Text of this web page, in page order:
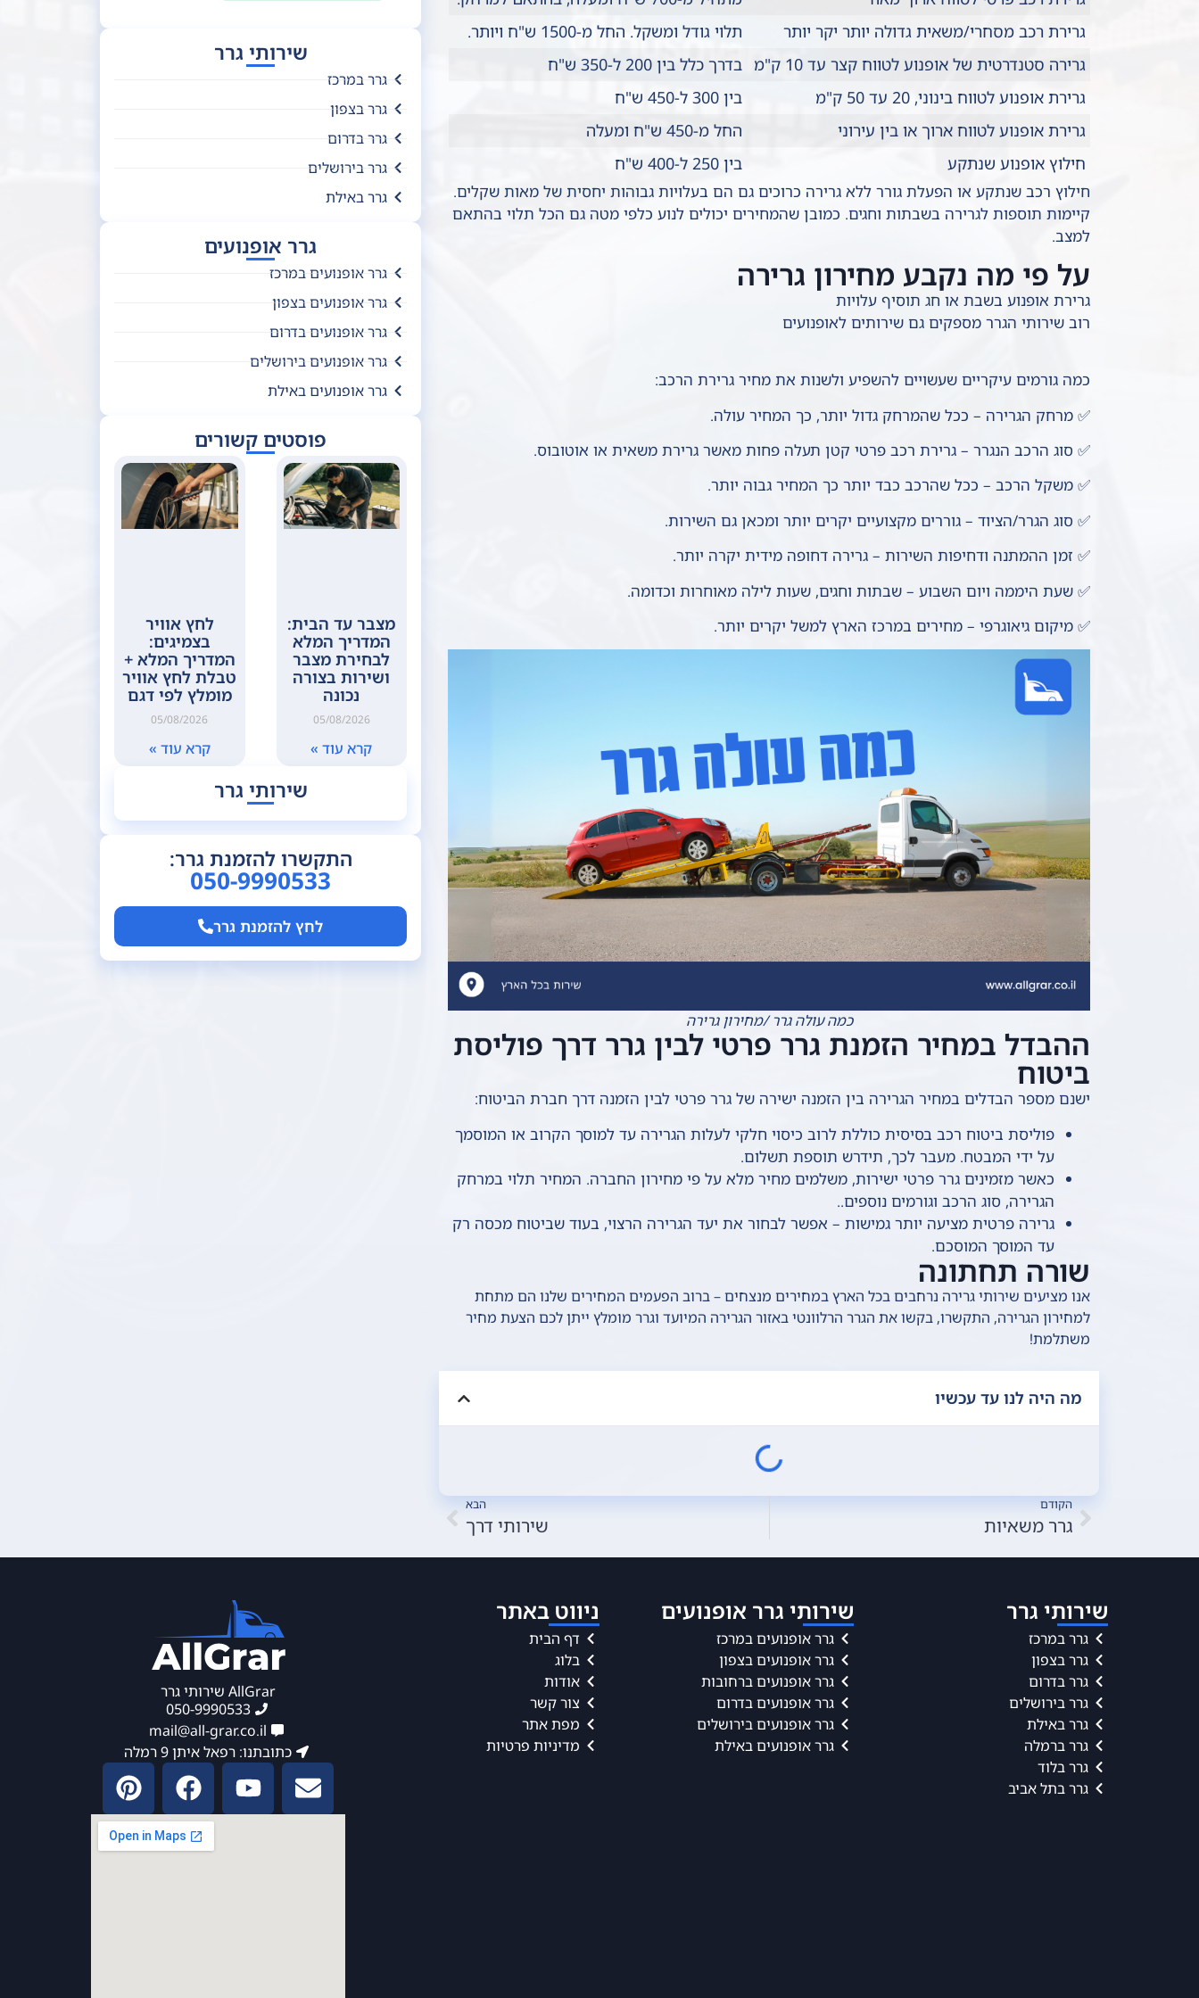
גרירת רכב מסחרי/משאית גדולה יותר יקר יותר
תלוי גודל ומשקל. החל מ-1500 ש"ח ויותר.
גרירה סטנדרטית של אופנוע לטווח קצר עד 10 ק"מ
בדרך כלל בין 200 ל-350 ש"ח
גרירת אופנוע לטווח בינוני, 20 עד 50 ק"מ
בין 300 ל-450 ש"ח
גרירת אופנוע לטווח ארוך או בין עירוני
החל מ-450 ש"ח ומעלה
חילוץ אופנוע שנתקע
בין 250 ל-400 ש"ח
חילוץ רכב שנתקע או הפעלת גורר ללא גרירה כרוכים גם הם בעלויות גבוהות יחסית של מאות שקלים.
קיימות תוספות לגרירה בשבתות וחגים. כמובן שהמחירים יכולים לנוע כלפי מטה גם הכל תלוי בהתאם
למצב.
על פי מה נקבע מחירון גרירה
גרירת אופנוע בשבת או חג תוסיף עלויות
רוב שירותי הגרר מספקים גם שירותים לאופנועים
כמה גורמים עיקריים שעשויים להשפיע ולשנות את מחיר גרירת הרכב:
✅ מרחק הגרירה – ככל שהמרחק גדול יותר, כך המחיר עולה.
✅ סוג הרכב הנגרר – גרירת רכב פרטי קטן תעלה פחות מאשר גרירת משאית או אוטובוס.
✅ משקל הרכב – ככל שהרכב כבד יותר כך המחיר גבוה יותר.
✅ סוג הגרר/הציוד – גוררים מקצועיים יקרים יותר ומכאן גם השירות.
✅ זמן ההמתנה ודחיפות השירות – גרירה דחופה מידית יקרה יותר.
✅ שעת היממה ויום השבוע – שבתות וחגים, שעות לילה מאוחרות וכדומה.
✅ מיקום גיאוגרפי – מחירים במרכז הארץ למשל יקרים יותר.
כמה עולה גרר /מחירון גרירה
ההבדל במחיר הזמנת גרר פרטי לבין גרר דרך פוליסת
ביטוח
ישנם מספר הבדלים במחיר הגרירה בין הזמנה ישירה של גרר פרטי לבין הזמנה דרך חברת הביטוח:
פוליסת ביטוח רכב בסיסית כוללת לרוב כיסוי חלקי לעלות הגרירה עד למוסך הקרוב או המוסמך
על ידי המבטח. מעבר לכך, תידרש תוספת תשלום.
כאשר מזמינים גרר פרטי ישירות, משלמים מחיר מלא על פי מחירון החברה. המחיר תלוי במרחק
הגרירה, סוג הרכב וגורמים נוספים..
גרירה פרטית מציעה יותר גמישות – אפשר לבחור את יעד הגרירה הרצוי, בעוד שביטוח מכסה רק
עד המוסך המוסכם.
שורה תחתונה
אנו מציעים שירותי גרירה נרחבים בכל הארץ במחירים מנצחים – ברוב הפעמים המחירים שלנו הם מתחת
למחירון הגרירה, התקשרו, בקשו את הגרר הרלוונטי באזור הגרירה המיועד וגרר מומלץ ייתן לכם הצעת מחיר
משתלמת!
מה היה לנו עד עכשיו
הקודם
גרר משאיות
הבא
שירותי דרך
שירותי גרר
גרר במרכז
גרר בצפון
גרר בדרום
גרר בירושלים
גרר באילת
גרר אופנועים
גרר אופנועים במרכז
גרר אופנועים בצפון
גרר אופנועים בדרום
גרר אופנועים בירושלים
גרר אופנועים באילת
פוסטים קשורים
מצבר עד הבית:
המדריך המלא
לבחירת מצבר
ושירות בצורה
נכונה
05/08/2026
קרא עוד »
לחץ אוויר
בצמיגים:
המדריך המלא +
טבלת לחץ אוויר
מומלץ לפי דגם
05/08/2026
קרא עוד »
שירותי גרר
התקשרו להזמנת גרר:
050-9990533
לחץ להזמנת גרר
שירותי גרר
גרר במרכז
גרר בצפון
גרר בדרום
גרר בירושלים
גרר באילת
גרר ברמלה
גרר בלוד
גרר בתל אביב
שירותי גרר אופנועים
גרר אופנועים במרכז
גרר אופנועים בצפון
גרר אופנועים ברחובות
גרר אופנועים בדרום
גרר אופנועים בירושלים
גרר אופנועים באילת
ניווט באתר
דף הבית
בלוג
אודות
צור קשר
מפת אתר
מדיניות פרטיות
AllGrar שירותי גרר
050-9990533
mail@all-grar.co.il
כתובתנו: רפאל איתן 9 רמלה